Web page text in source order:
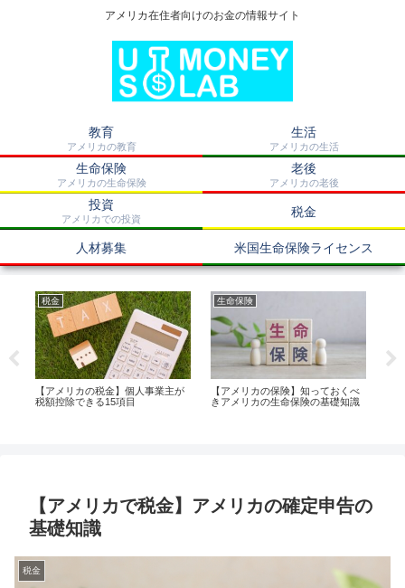
アメリカ在住者向けのお金の情報サイト
教育
アメリカの教育
生活
アメリカの生活
生命保険
アメリカの生命保険
老後
アメリカの老後
投資
アメリカでの投資 税金
人材募集 米国生命保険ライセンス
税金
【アメリカの税金】個人事業主が
税額控除できる15項目
生命保険
【アメリカの保険】知っておくべ
きアメリカの生命保険の基礎知識
【アメリカで税金】アメリカの確定申告の
基礎知識
税金